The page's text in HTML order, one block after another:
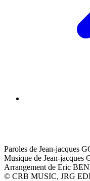
Paroles de Jean-jacques
Musique de Jean-
Arrangement de Eric
© CRB MUSIC, JRG